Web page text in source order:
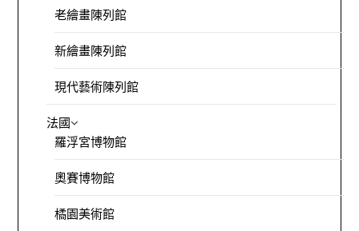
老繪畫陳列館
新繪畫陳列館
現代藝術陳列館
法國
羅浮宮博物館
奧賽博物館
橘園美術館